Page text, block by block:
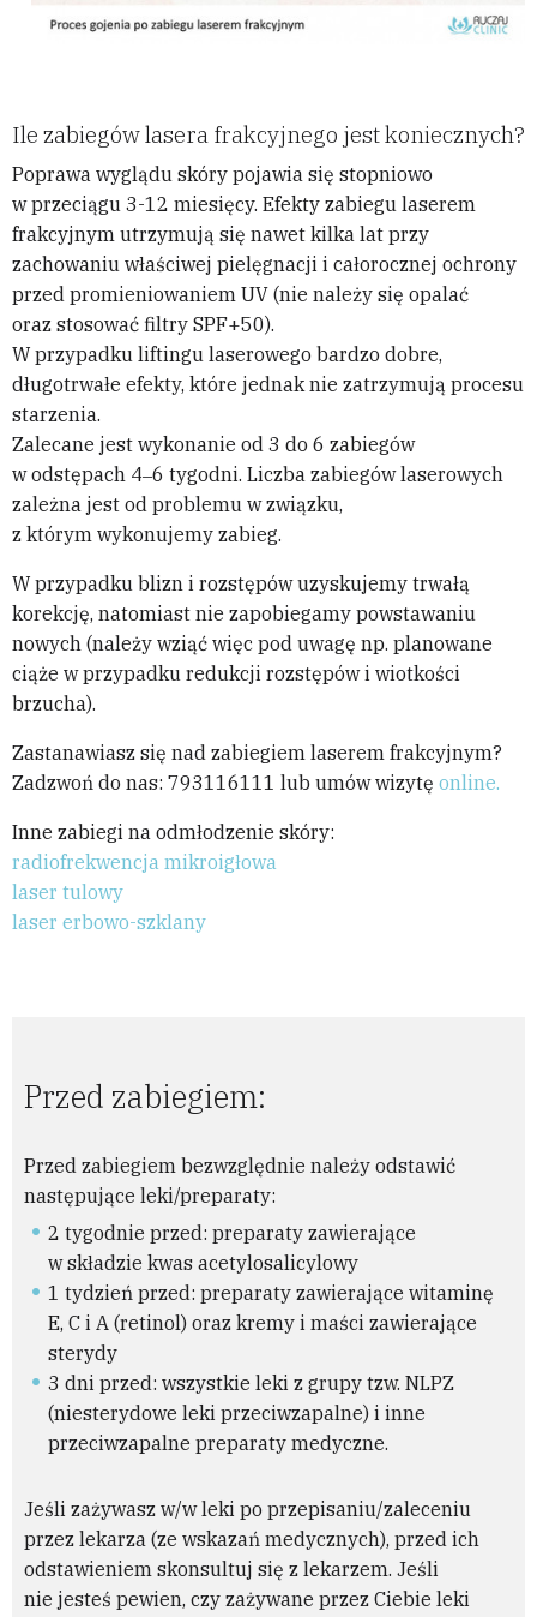
Ile zabiegów lasera frakcyjnego jest koniecznych?
Poprawa wyglądu skóry pojawia się stopniowo
w przeciągu 3-12 miesięcy. Efekty zabiegu laserem
frakcyjnym utrzymują się nawet kilka lat przy
zachowaniu właściwej pielęgnacji i całorocznej ochrony
przed promieniowaniem UV (nie należy się opalać
oraz stosować filtry SPF+50).
W przypadku liftingu laserowego bardzo dobre,
długotrwałe efekty, które jednak nie zatrzymują procesu
starzenia.
Zalecane jest wykonanie od 3 do 6 zabiegów
w odstępach 4‒6 tygodni. Liczba zabiegów laserowych
zależna jest od problemu w związku,
z którym wykonujemy zabieg.
W przypadku blizn i rozstępów uzyskujemy trwałą
korekcję, natomiast nie zapobiegamy powstawaniu
nowych (należy wziąć więc pod uwagę np. planowane
ciąże w przypadku redukcji rozstępów i wiotkości
brzucha).
Zastanawiasz się nad zabiegiem laserem frakcyjnym?
Zadzwoń do nas: 793116111 lub umów wizytę online.
Inne zabiegi na odmłodzenie skóry:
radiofrekwencja mikroigłowa
laser tulowy
laser erbowo-szklany
​Przed zabiegiem:
Przed zabiegiem bezwzględnie należy odstawić
następujące leki/preparaty:
2 tygodnie przed: preparaty zawierające
w składzie kwas acetylosalicylowy
1 tydzień przed: preparaty zawierające witaminę
E, C i A (retinol) oraz kremy i maści zawierające
sterydy
3 dni przed: wszystkie leki z grupy tzw. NLPZ
(niesterydowe leki przeciwzapalne) i inne
przeciwzapalne preparaty medyczne.
Jeśli zażywasz w/w leki po przepisaniu/zaleceniu
przez lekarza (ze wskazań medycznych), przed ich
odstawieniem skonsultuj się z lekarzem. Jeśli
nie jesteś pewien, czy zażywane przez Ciebie leki